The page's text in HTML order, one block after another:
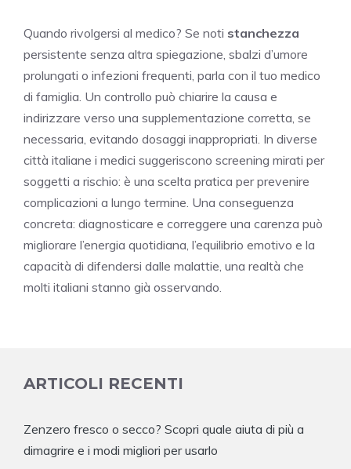
Quando rivolgersi al medico? Se noti stanchezza
persistente senza altra spiegazione, sbalzi d’umore
prolungati o infezioni frequenti, parla con il tuo medico
di famiglia. Un controllo può chiarire la causa e
indirizzare verso una supplementazione corretta, se
necessaria, evitando dosaggi inappropriati. In diverse
città italiane i medici suggeriscono screening mirati per
soggetti a rischio: è una scelta pratica per prevenire
complicazioni a lungo termine. Una conseguenza
concreta: diagnosticare e correggere una carenza può
migliorare l’energia quotidiana, l’equilibrio emotivo e la
capacità di difendersi dalle malattie, una realtà che
molti italiani stanno già osservando.
ARTICOLI RECENTI
Zenzero fresco o secco? Scopri quale aiuta di più a
dimagrire e i modi migliori per usarlo